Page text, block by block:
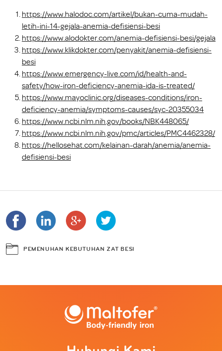
https://www.halodoc.com/artikel/bukan-cuma-mudah-
letih-ini-14-gejala-anemia-defisiensi-besi
https://www.alodokter.com/anemia-defisiensi-besi/gejala
https://www.klikdokter.com/penyakit/anemia-defisiensi-
besi
https://www.emergency-live.com/id/health-and-
safety/how-iron-deficiency-anemia-ida-is-treated/
https://www.mayoclinic.org/diseases-conditions/iron-
deficiency-anemia/symptoms-causes/syc-20355034
https://www.ncbi.nlm.nih.gov/books/NBK448065/
https://www.ncbi.nlm.nih.gov/pmc/articles/PMC4462328/
https://hellosehat.com/kelainan-darah/anemia/anemia-
defisiensi-besi
PEMENUHAN KEBUTUHAN ZAT BESI